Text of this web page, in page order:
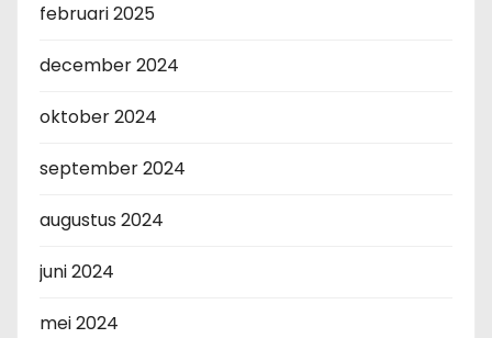
februari 2025
december 2024
oktober 2024
september 2024
augustus 2024
juni 2024
mei 2024